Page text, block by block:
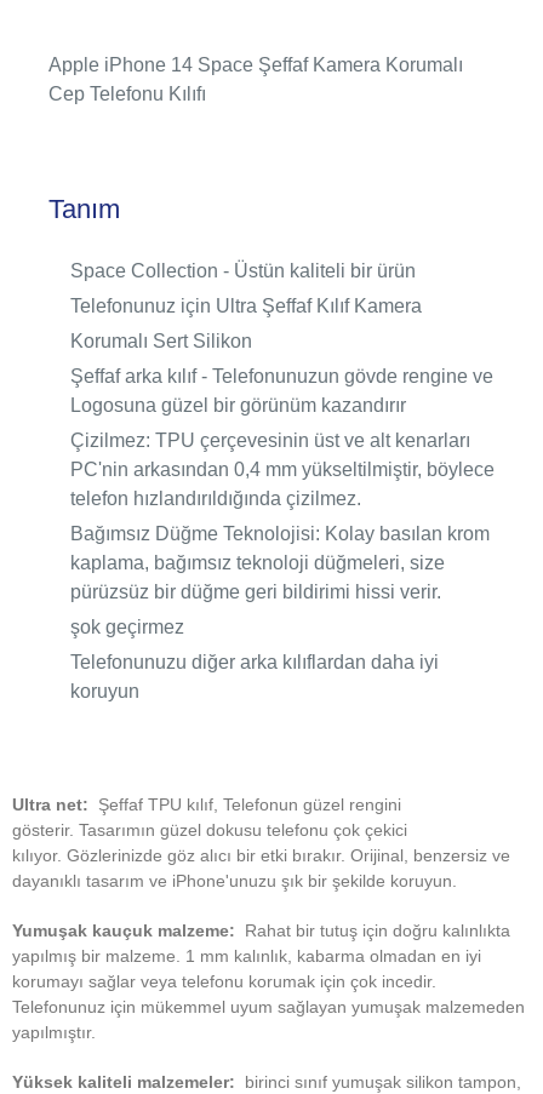
Apple iPhone 14 Space Şeffaf Kamera Korumalı
Cep Telefonu Kılıfı
Tanım
Space Collection - Üstün kaliteli bir ürün
Telefonunuz için Ultra Şeffaf Kılıf Kamera
Korumalı Sert Silikon
Şeffaf arka kılıf - Telefonunuzun gövde rengine ve
Logosuna güzel bir görünüm kazandırır
Çizilmez: TPU çerçevesinin üst ve alt kenarları
PC'nin arkasından 0,4 mm yükseltilmiştir, böylece
telefon hızlandırıldığında çizilmez.
Bağımsız Düğme Teknolojisi: Kolay basılan krom
kaplama, bağımsız teknoloji düğmeleri, size
pürüzsüz bir düğme geri bildirimi hissi verir.
şok geçirmez
Telefonunuzu diğer arka kılıflardan daha iyi
koruyun
Ultra net:
Şeffaf TPU kılıf, Telefonun güzel rengini
gösterir. Tasarımın güzel dokusu telefonu çok çekici
kılıyor. Gözlerinizde göz alıcı bir etki bırakır. Orijinal, benzersiz ve
dayanıklı tasarım ve iPhone'unuzu şık bir şekilde koruyun.
Yumuşak kauçuk malzeme:
Rahat bir tutuş için doğru kalınlıkta
yapılmış bir malzeme.
1 mm kalınlık, kabarma olmadan en iyi
korumayı sağlar veya telefonu korumak için çok incedir.
Telefonunuz için mükemmel uyum sağlayan yumuşak malzemeden
yapılmıştır.
Yüksek kaliteli malzemeler:
birinci sınıf yumuşak silikon tampon,